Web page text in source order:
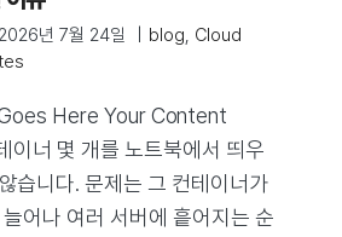
2026년 7월 24일 blog, Cloud
Here Your Content
너 몇 개를 노트북에서 띄우
습니다. 문제는 그 컨테이너가
어나 여러 서버에 흩어지는 순